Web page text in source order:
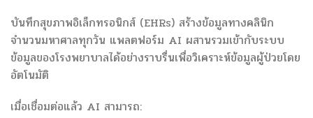
บันทึกสุขภาพอิเล็กทรอนิกส์ (EHRs) สร้างข้อมูลทางคลินิก
จำนวนมหาศาลทุกวัน แพลตฟอร์ม AI ผสานรวมเข้ากับระบบ
ข้อมูลของโรงพยาบาลได้อย่างราบรื่นเพื่อวิเคราะห์ข้อมูลผู้ป่วยโดย
อัตโนมัติ
เมื่อเชื่อมต่อแล้ว AI สามารถ: